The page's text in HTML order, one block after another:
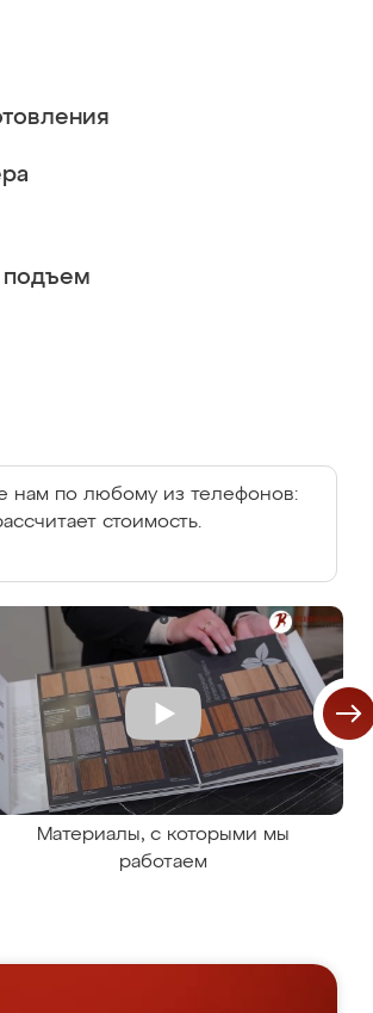
подъем
нам по любому из телефонов:
стоимость.
Материалы, с которыми мы
работаем